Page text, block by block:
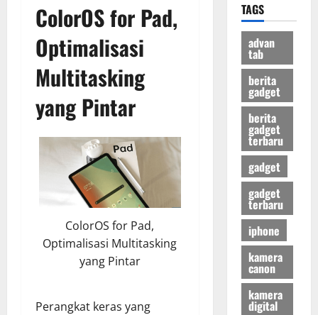
ColorOS for Pad,
Optimalisasi
Multitasking
yang Pintar
ColorOS for Pad,
Optimalisasi Multitasking
yang Pintar
Perangkat keras yang
TAGS
advan
tab
berita
gadget
berita
gadget
terbaru
gadget
gadget
terbaru
iphone
kamera
canon
kamera
digital